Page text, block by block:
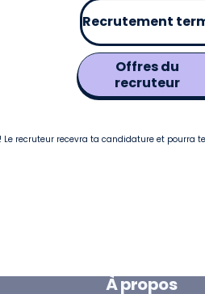
Recrutement
Offres du
recruteur
Le recruteur recevra ta candidature et
À propos